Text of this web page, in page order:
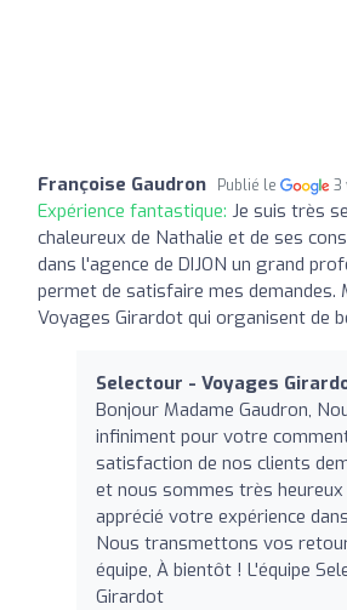
Françoise Gaudron Publié le 3
Expérience fantastique: Je suis très
chaleureux de Nathalie et de ses
dans l'agence de DIJON un grand
permet de satisfaire mes demandes.
Voyages Girardot qui organisent de
Selectour - Voyages
Bonjour Madame Gaudron,
infiniment pour votre
satisfaction de nos clients
et nous sommes très heureux
apprécié votre expérience
Nous transmettons vos
équipe, À bientôt ! L'équipe
Girardot